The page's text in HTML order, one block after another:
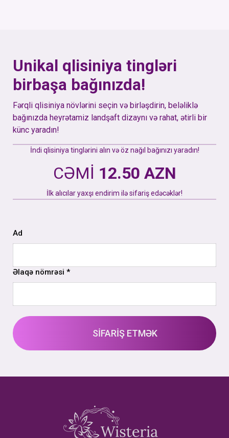
Unikal qlisiniya tingləri
birbaşa bağınızda!
Fərqli qlisiniya növlərini seçin və birləşdirin, beləliklə
bağınızda heyrətamiz landşaft dizaynı və rahat, ətirli bir
künc yaradın!
İndi qlisiniya tinglərini alın və öz nağıl bağınızı yaradın!
CƏMİ 12.50 AZN
İlk alıcılar yaxşı endirim ilə sifariş edəcəklər!
Ad
Əlaqə nömrəsi *
SİFARİŞ ETMƏK